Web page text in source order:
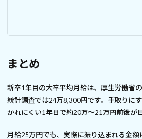
まとめ
新卒1年目の大卒平均月給は、厚生労働省
統計調査では24万8,300円です。手取りに
かれにくい1年目で約20万〜21万円前後が
月給25万円でも、実際に振り込まれる金額